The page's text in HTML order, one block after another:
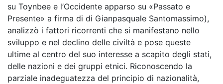
su Toynbee e l’Occidente apparso su «Passato e
Presente» a firma di di Gianpasquale Santomassimo),
analizzò i fattori ricorrenti che si manifestano nello
sviluppo e nel declino delle civiltà e pose queste
ultime al centro del suo interesse a scapito degli stati,
delle nazioni e dei gruppi etnici. Riconoscendo la
parziale inadeguatezza del principio di nazionalità,